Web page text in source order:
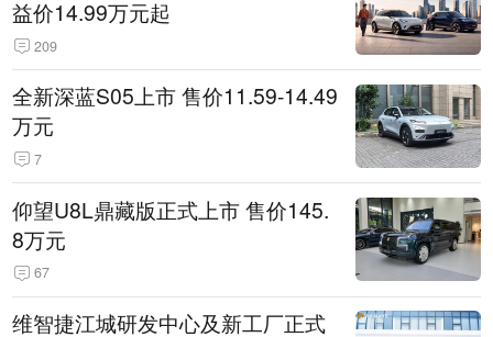
益价14.99万元起
209
全新深蓝S05上市 售价11.59-14.49
万元
7
仰望U8L鼎藏版正式上市 售价145.
8万元
67
维智捷江城研发中心及新工厂正式